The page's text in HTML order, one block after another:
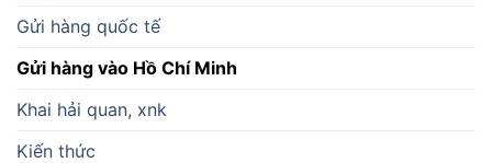
Gửi hàng quốc tế
Gửi hàng vào Hồ Chí Minh
Khai hải quan, xnk
Kiến thức